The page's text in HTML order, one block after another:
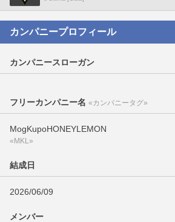
カンパニープロフィール
カンパニースローガン
フリーカンパニー名 «カンパニータグ»
MogKupoHONEYLEMON
«MKL»
結成日
2026/06/09
メンバー